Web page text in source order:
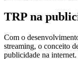
TRP na
Com o
streaming, o conceito
publicidade na